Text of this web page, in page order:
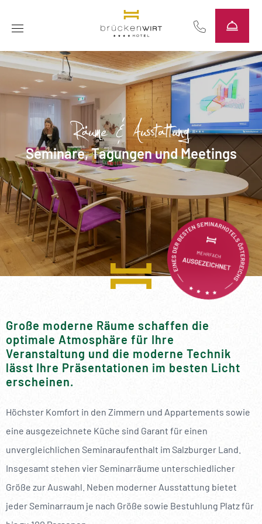
----
----
----
Räume & Ausstattung
Seminare, Tagungen und Meetings
Große moderne Räume schaffen die
optimale Atmosphäre für Ihre
Veranstaltung und die moderne Technik
lässt Ihre Präsentationen im besten Licht
erscheinen.
Höchster Komfort in den Zimmern und Appartements sowie
eine ausgezeichnete Küche sind Garant für einen
unvergleichlichen Seminaraufenthalt im Salzburger Land.
Insgesamt stehen vier Seminarräume unterschiedlicher
Größe zur Auswahl. Neben moderner Ausstattung bietet
jeder Seminarraum je nach Größe sowie Bestuhlung Platz für